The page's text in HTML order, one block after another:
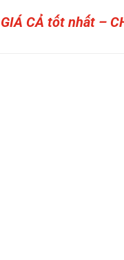
GIÁ CẢ tốt nhất –